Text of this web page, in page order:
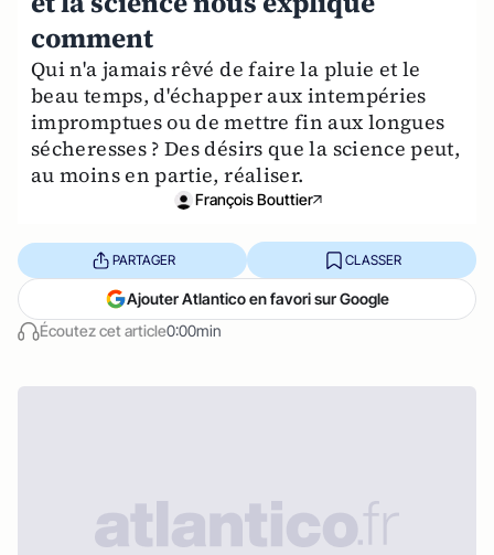
comment
Qui n'a jamais rêvé de faire la pluie et le
beau temps, d'échapper aux intempéries
impromptues ou de mettre fin aux longues
sécheresses ? Des désirs que la science peut,
au moins en partie, réaliser.
François Bouttier
Écoutez cet article0:00min
PARTAGER CLASSER
Ajouter Atlantico en favori sur Google